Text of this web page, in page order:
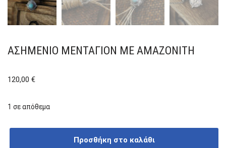
ΑΣΗΜΈΝΙΟ ΜΕΝΤΑΓΙΌΝ ΜΕ ΑΜΑΖΟΝΊΤΗ
120,00 €
1 σε απόθεμα
Προσθήκη στο καλάθι